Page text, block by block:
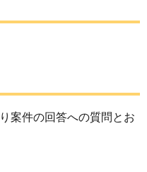
案件の回答への質問とお